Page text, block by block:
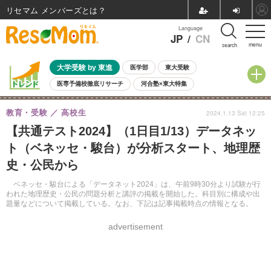
menu
Language
JP / CN search
大学受験 by 東進 医学部 東大受験
医専予備校徹底リサーチ 河合塾×東大特集
親子で考える大学選び 高校受験 中学受験 小学校受験
共通テスト 夏休み
8月開催イベント・WS 全国公立高校 過去問 人気記事
自由研究教材（小学生向け） 自由研究教材（中学生向け） ランキング
【共通テスト2024】（1日目1/13）データネッ
ト（ベネッセ・駿台）が分析スタート、地理歴
史・公民から
ベネッセ・駿台による「データネット2024」は、午前9時30分より試験が行
われた地理歴史・公民の問題分析と講評の掲載を開始した。科目別に構成や出
題量などについて掲載している。なお、下記は記事掲載時点の情報となる。
教育・受験 高校生
advertisement
2024.1.13 Sat 12:25
リセマム メンバーズ